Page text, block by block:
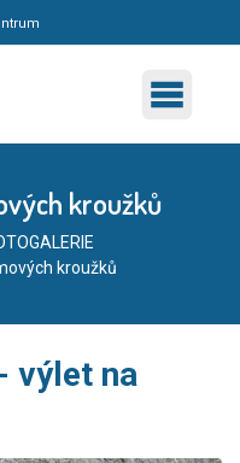
kroužků
kroužků
výlet na